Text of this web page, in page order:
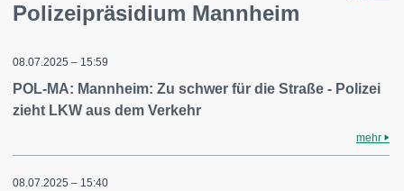
Polizeipräsidium Mannheim
08.07.2025 – 15:59
POL-MA: Mannheim: Zu schwer für die Straße - Polizei
zieht LKW aus dem Verkehr
mehr
08.07.2025 – 15:40